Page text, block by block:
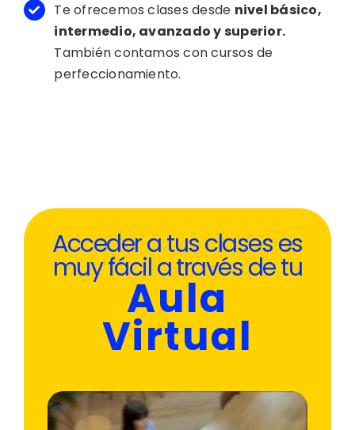
Te ofrecemos clases desde nivel básico,
intermedio, avanzado y superior.
También contamos con cursos de
perfeccionamiento.
Acceder a tus clases es
muy fácil a través de tu
Aula
Virtual